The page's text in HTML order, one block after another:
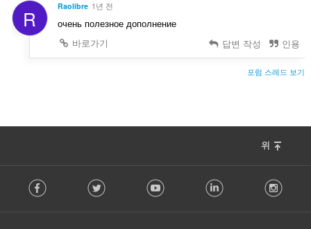
R Raolibre 1년 전
очень полезное дополнение
바로가기
답변 작성 인용
포럼 스레드 보기
위
o Facebook Twitter Youtube LinkedIn